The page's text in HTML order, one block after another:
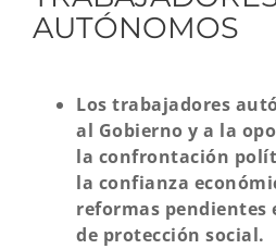
AUTÓNOMOS
Los trabajadores
al Gobierno y a la
la confrontación
la confianza
reformas pendientes
de protección social.